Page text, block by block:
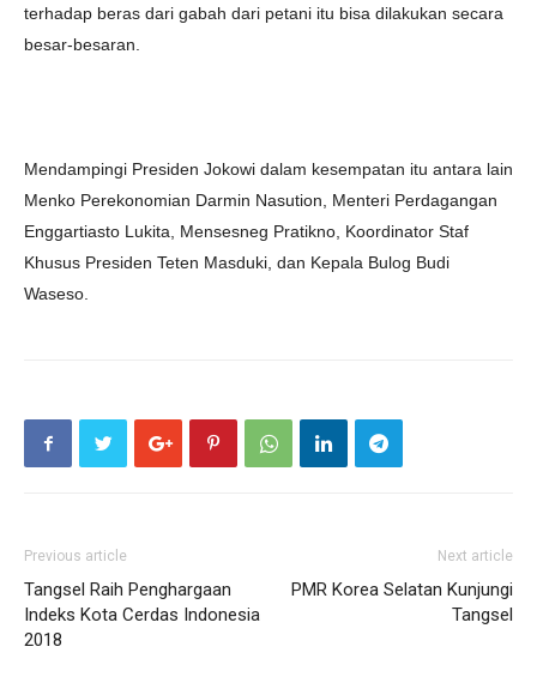
terhadap beras dari gabah dari petani itu bisa dilakukan secara
besar-besaran.
Mendampingi Presiden Jokowi dalam kesempatan itu antara lain
Menko Perekonomian Darmin Nasution, Menteri Perdagangan
Enggartiasto Lukita, Mensesneg Pratikno, Koordinator Staf
Khusus Presiden Teten Masduki, dan Kepala Bulog Budi
Waseso.
Previous article
Tangsel Raih Penghargaan
Indeks Kota Cerdas Indonesia
2018
Next article
PMR Korea Selatan Kunjungi
Tangsel